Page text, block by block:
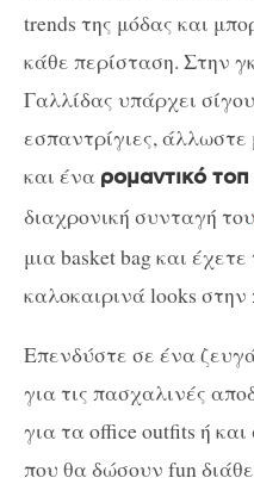
trends της μόδας και
κάθε περίσταση. Στην
Γαλλίδας υπάρχει
εσπαντρίγιες, άλλωστε
και ένα ρομαντικό τοπ
διαχρονική συνταγή του
μια basket bag και
καλοκαιρινά looks στην
Επενδύστε σε ένα
για τις πασχαλινές
για τα office outfits ή
που θα δώσουν fun